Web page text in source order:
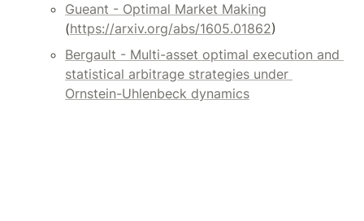
Gueant - Optimal Market Making
(https://arxiv.org/abs/1605.01862)
Bergault - Multi-asset optimal execution and
statistical arbitrage strategies under
Ornstein-Uhlenbeck dynamics